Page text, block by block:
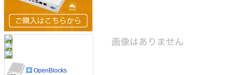
OpenBlocks